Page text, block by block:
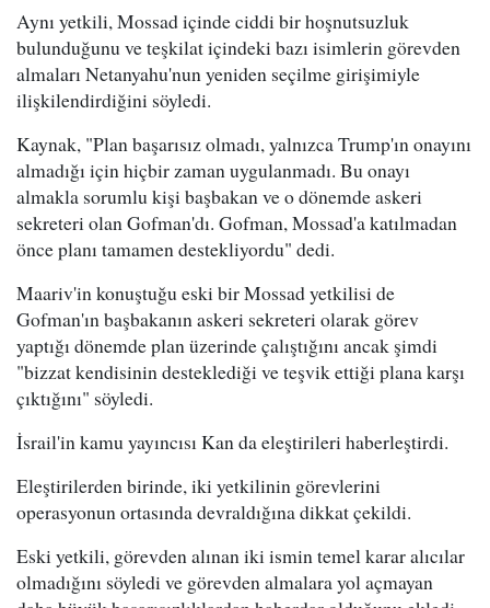
Aynı yetkili, Mossad içinde ciddi bir hoşnutsuzluk
bulunduğunu ve teşkilat içindeki bazı isimlerin görevden
almaları Netanyahu'nun yeniden seçilme girişimiyle
ilişkilendirdiğini söyledi.
Kaynak, "Plan başarısız olmadı, yalnızca Trump'ın onayını
almadığı için hiçbir zaman uygulanmadı. Bu onayı
almakla sorumlu kişi başbakan ve o dönemde askeri
sekreteri olan Gofman'dı. Gofman, Mossad'a katılmadan
önce planı tamamen destekliyordu" dedi.
Maariv'in konuştuğu eski bir Mossad yetkilisi de
Gofman'ın başbakanın askeri sekreteri olarak görev
yaptığı dönemde plan üzerinde çalıştığını ancak şimdi
"bizzat kendisinin desteklediği ve teşvik ettiği plana karşı
çıktığını" söyledi.
İsrail'in kamu yayıncısı Kan da eleştirileri haberleştirdi.
Eleştirilerden birinde, iki yetkilinin görevlerini
operasyonun ortasında devraldığına dikkat çekildi.
Eski yetkili, görevden alınan iki ismin temel karar alıcılar
olmadığını söyledi ve görevden almalara yol açmayan